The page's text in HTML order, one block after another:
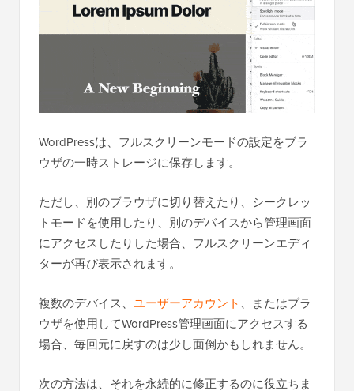
WordPressは、フルスクリーンモードの設定をブラ
ウザの一時ストレージに保存します。
ただし、別のブラウザに切り替えたり、シークレッ
トモードを使用したり、別のデバイスから管理画面
にアクセスしたりした場合、フルスクリーンエディ
ターが再び表示されます。
複数のデバイス、 ユーザーアカウント 、またはブラ
ウザを使用してWordPress管理画面にアクセスする
場合、毎回元に戻すのは少し面倒かもしれません。
次の方法は、それを永続的に修正するのに役立ちま